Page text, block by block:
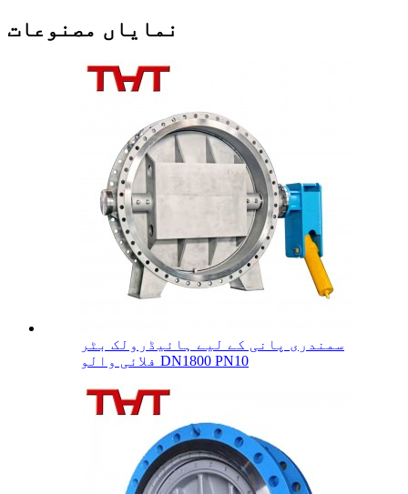
نمایاں مصنوعات
سمندری پانی کے لیے ہائیڈرولک بٹر
فلائی والو DN1800 PN10